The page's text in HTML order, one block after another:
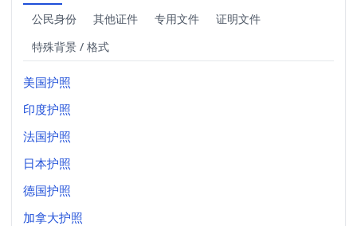
公民身份
其他证件 专用文件
证明文件
特殊背景 / 格式
美国护照
印度护照
法国护照
日本护照
德国护照
加拿大护照